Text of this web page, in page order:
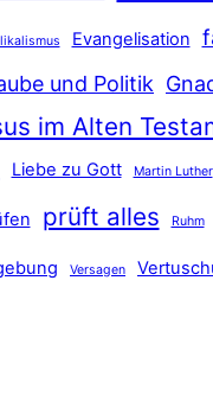
Evangelisation
und Politik
im Alten
Liebe zu Gott Martin Luther
prüft alles Ruhm
Versagen